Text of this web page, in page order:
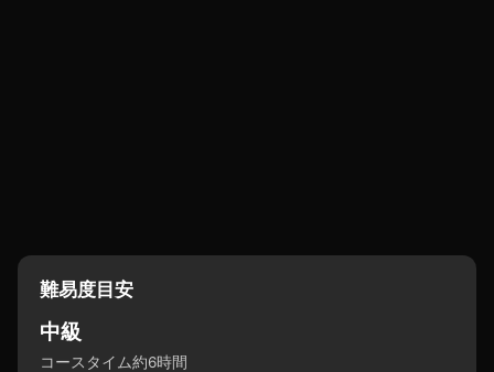
難易度目安
中級
コースタイム約6時間